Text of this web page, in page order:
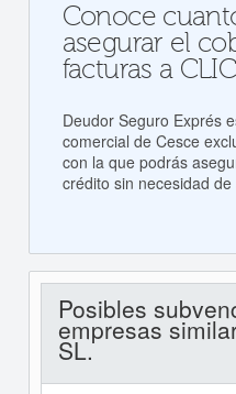
Conoce
asegurar el
facturas a
Deudor Seguro Exprés
comercial de Cesce
con la que podrás
crédito sin necesidad
Posibles
empresas
SL.